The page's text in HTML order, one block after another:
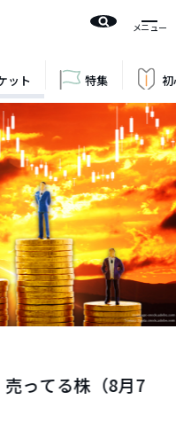
ット 特集
ってる株（8月7